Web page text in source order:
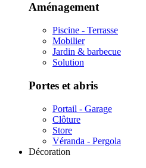
Aménagement
Piscine - Terrasse
Mobilier
Jardin & barbecue
Solution
Portes et abris
Portail - Garage
Clôture
Store
Véranda - Pergola
Décoration